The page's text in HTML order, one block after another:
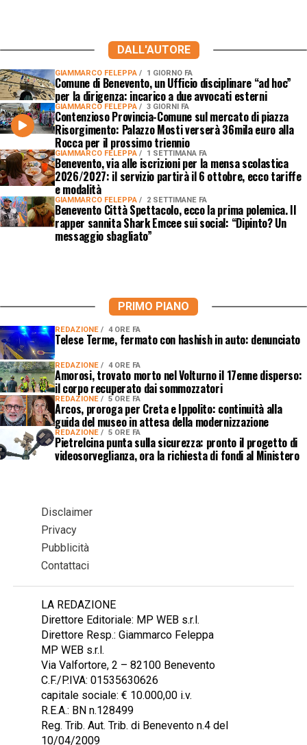
DALL'AUTORE
GIAMMARCO FELEPPA 1 GIORNO FA
Comune di Benevento, un Ufficio disciplinare “ad hoc”
per la dirigenza: incarico a due avvocati esterni
GIAMMARCO FELEPPA 3 GIORNI FA
Contenzioso Provincia-Comune sul mercato di piazza
Risorgimento: Palazzo Mosti verserà 36mila euro alla
Rocca per il prossimo triennio
GIAMMARCO FELEPPA 1 SETTIMANA FA
Benevento, via alle iscrizioni per la mensa scolastica
2026/2027: il servizio partirà il 6 ottobre, ecco tariffe
e modalità
GIAMMARCO FELEPPA 2 SETTIMANE FA
Benevento Città Spettacolo, ecco la prima polemica. Il
rapper sannita Shark Emcee sui social: “Dipinto? Un
messaggio sbagliato”
PRIMO PIANO
REDAZIONE 4 ORE FA
Telese Terme, fermato con hashish in auto: denunciato
REDAZIONE 4 ORE FA
Amorosi, trovato morto nel Volturno il 17enne disperso:
il corpo recuperato dai sommozzatori
REDAZIONE 5 ORE FA
Arcos, proroga per Creta e Ippolito: continuità alla
guida del museo in attesa della modernizzazione
REDAZIONE 5 ORE FA
Pietrelcina punta sulla sicurezza: pronto il progetto di
videosorveglianza, ora la richiesta di fondi al Ministero
Disclaimer
Privacy
Pubblicità
Contattaci
LA REDAZIONE
Direttore Editoriale: MP WEB s.r.l.
Direttore Resp.: Giammarco Feleppa
MP WEB s.r.l.
Via Valfortore, 2 – 82100 Benevento
C.F./P.IVA: 01535630626
capitale sociale: € 10.000,00 i.v.
R.E.A.: BN n.128499
Reg. Trib. Aut. Trib. di Benevento n.4 del
10/04/2009